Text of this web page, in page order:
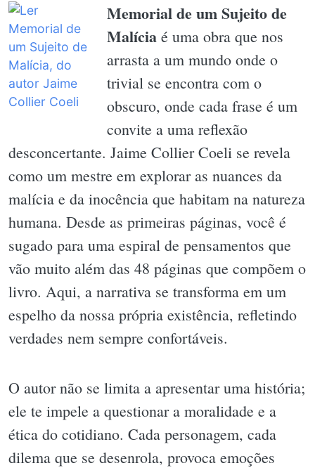
Memorial de um Sujeito de
Malícia é uma obra que nos
arrasta a um mundo onde o
trivial se encontra com o
obscuro, onde cada frase é um
convite a uma reflexão
desconcertante. Jaime Collier Coeli se revela
como um mestre em explorar as nuances da
malícia e da inocência que habitam na natureza
humana. Desde as primeiras páginas, você é
sugado para uma espiral de pensamentos que
vão muito além das 48 páginas que compõem o
livro. Aqui, a narrativa se transforma em um
espelho da nossa própria existência, refletindo
verdades nem sempre confortáveis.
O autor não se limita a apresentar uma história;
ele te impele a questionar a moralidade e a
ética do cotidiano. Cada personagem, cada
dilema que se desenrola, provoca emoções